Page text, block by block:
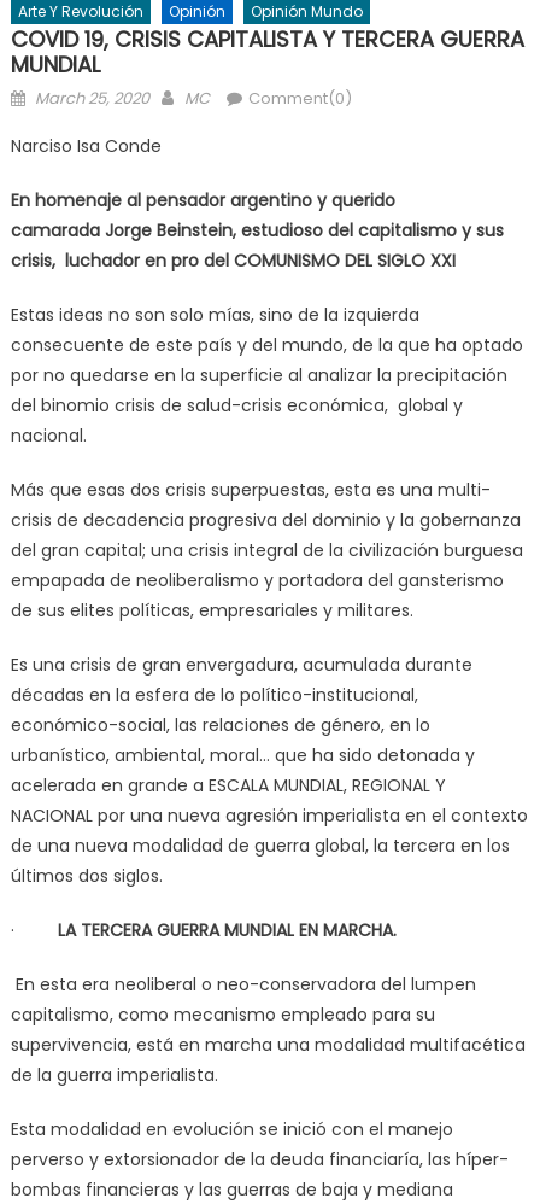
Arte Y Revolución Opinión Opinión Mundo
COVID 19, CRISIS CAPITALISTA Y TERCERA GUERRA
MUNDIAL
Posted
March 25, 2020 Author
MC Comment(0)
Narciso Isa Conde
En homenaje al pensador argentino y querido
camarada Jorge Beinstein, estudioso del capitalismo y sus
crisis, luchador en pro del COMUNISMO DEL SIGLO XXI
Estas ideas no son solo mías, sino de la izquierda
consecuente de este país y del mundo, de la que ha optado
por no quedarse en la superficie al analizar la precipitación
del binomio crisis de salud-crisis económica, global y
nacional.
Más que esas dos crisis superpuestas, esta es una multi-
crisis de decadencia progresiva del dominio y la gobernanza
del gran capital; una crisis integral de la civilización burguesa
empapada de neoliberalismo y portadora del gansterismo
de sus elites políticas, empresariales y militares.
Es una crisis de gran envergadura, acumulada durante
décadas en la esfera de lo político-institucional,
económico-social, las relaciones de género, en lo
urbanístico, ambiental, moral… que ha sido detonada y
acelerada en grande a ESCALA MUNDIAL, REGIONAL Y
NACIONAL por una nueva agresión imperialista en el contexto
de una nueva modalidad de guerra global, la tercera en los
últimos dos siglos.
· LA TERCERA GUERRA MUNDIAL EN MARCHA.
En esta era neoliberal o neo-conservadora del lumpen
capitalismo, como mecanismo empleado para su
supervivencia, está en marcha una modalidad multifacética
de la guerra imperialista.
Esta modalidad en evolución se inició con el manejo
perverso y extorsionador de la deuda financiaría, las híper-
bombas financieras y las guerras de baja y mediana